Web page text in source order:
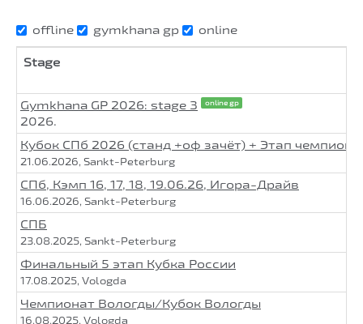
offline gymkhana gp online
Stage
Gymkhana GP 2026: stage 3 online gp
2026.
Кубок СПб 2026 (станд +оф зачёт) + Этап
21.06.2026, Sankt-Peterburg
СПб, Кэмп 16, 17, 18, 19.06.26, Игора-Драйв
16.06.2026, Sankt-Peterburg
СПБ
23.08.2025, Sankt-Peterburg
Финальный 5 этап Кубка России
17.08.2025, Vologda
Чемпионат Вологды/Кубок Вологды
16.08.2025, Vologda